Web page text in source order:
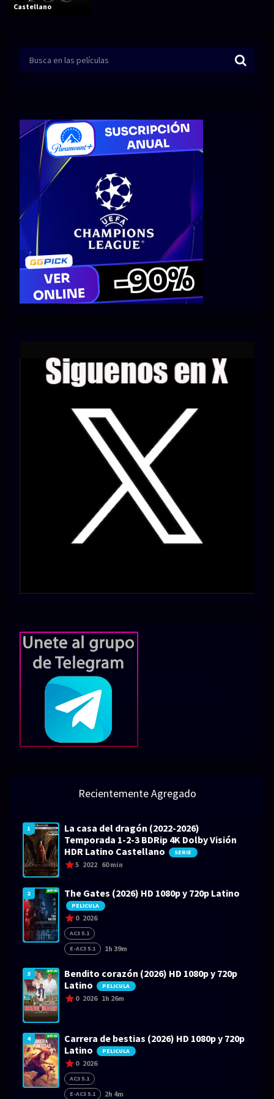
Comedia Crimen
Terror
Fantástico Romance
Bélico Thriller
Biográfico
SERIES
Series 1080p Series 4K HDR
Series 720p 2160p 4K SDR
Series 1080p 60 FPS
Castellano
Recientemente Agregado
1
La casa del dragón (2022-2026)
Temporada 1-2-3 BDRip 4K Dolby Visión
HDR Latino Castellano
SERIE
5 2022 60 min
2 The Gates (2026) HD 1080p y 720p Latino
PELICULA
0 2026
AC3 5.1
E-AC3 5.1
1h 39m
3
Bendito corazón (2026) HD 1080p y 720p
Latino
PELICULA
0 2026 1h 26m
4
Carrera de bestias (2026) HD 1080p y 720p
Latino
PELICULA
0 2026
AC3 5.1
E-AC3 5.1
2h 4m